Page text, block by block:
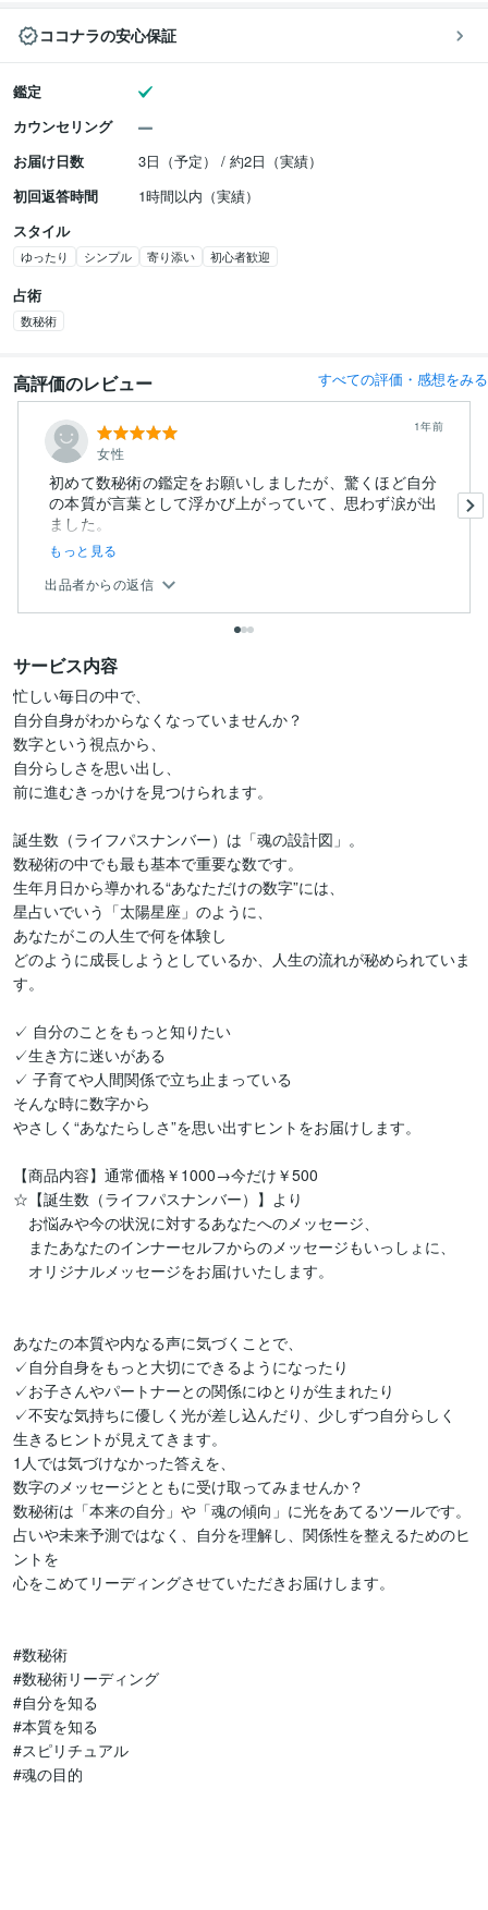
ココナラの安心保証
鑑定
カウンセリング
お届け日数
3日（予定） / 約2日（実績）
初回返答時間
1時間以内（実績）
スタイル
ゆったり シンプル 寄り添い 初心者歓迎
占術
数秘術
高評価のレビュー すべての評価・感想をみる
女性
1年前
初めて数秘術の鑑定をお願いしましたが、驚くほど自分
の本質が言葉として浮かび上がっていて、思わず涙が出
ました。
特に「あ...
もっと見る
出品者からの返信
サービス内容
忙しい毎日の中で、
自分自身がわからなくなっていませんか？
数字という視点から、
自分らしさを思い出し、
前に進むきっかけを見つけられます。
誕生数（ライフパスナンバー）は「魂の設計図」。
数秘術の中でも最も基本で重要な数です。
生年月日から導かれる“あなただけの数字”には、
星占いでいう「太陽星座」のように、
あなたがこの人生で何を体験し
どのように成長しようとしているか、人生の流れが秘められていま
す。
✓ 自分のことをもっと知りたい
✓生き方に迷いがある
✓ 子育てや人間関係で立ち止まっている
そんな時に数字から
やさしく“あなたらしさ”を思い出すヒントをお届けします。
【商品内容】通常価格￥1000→今だけ￥500
☆【誕生数（ライフパスナンバー）】より
お悩みや今の状況に対するあなたへのメッセージ、
またあなたのインナーセルフからのメッセージもいっしょに、
オリジナルメッセージをお届けいたします。
あなたの本質や内なる声に気づくことで、
✓自分自身をもっと大切にできるようになったり
✓お子さんやパートナーとの関係にゆとりが生まれたり
✓不安な気持ちに優しく光が差し込んだり、少しずつ自分らしく
生きるヒントが見えてきます。
1人では気づけなかった答えを、
数字のメッセージとともに受け取ってみませんか？
数秘術は「本来の自分」や「魂の傾向」に光をあてるツールです。
占いや未来予測ではなく、自分を理解し、関係性を整えるためのヒ
ントを
心をこめてリーディングさせていただきお届けします。
#数秘術
#数秘術リーディング
#自分を知る
#本質を知る
#スピリチュアル
#魂の目的